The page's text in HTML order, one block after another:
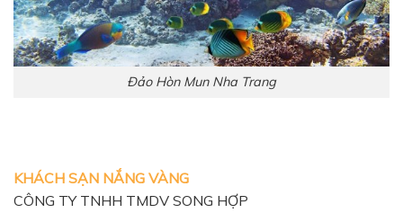
Đảo Hòn Mun Nha Trang
KHÁCH SẠN NẮNG VÀNG
CÔNG TY TNHH TMDV SONG HỢP